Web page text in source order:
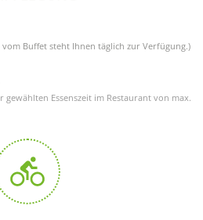
Buffet steht Ihnen täglich zur Verfügung.)
Essenszeit im Restaurant von max.